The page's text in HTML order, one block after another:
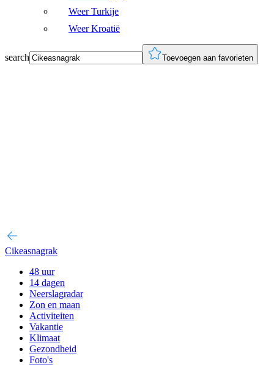
Weer Turkije
Weer Kroatië
search Toevoegen aan favorieten
Cikeasnagrak
48 uur
14 dagen
Neerslagradar
Zon en maan
Activiteiten
Vakantie
Klimaat
Gezondheid
Foto's